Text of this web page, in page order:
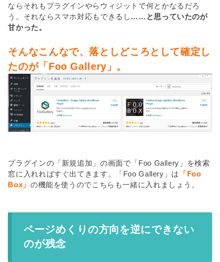
ならそれもプラグインやらウィジットで何とかなるだろ
う。それならスマホ対応もできるし……と思っていたのが
甘かった。
そんなこんなで、落としどころとして確定し
たのが「Foo Gallery」。
プラグインの「新規追加」の画面で「Foo Gallery」を検索
窓に入れればすぐ出てきます。「Foo Gallery」は
「Foo
Box」 の機能を使うのでこちらも一緒に入れましょう。
ページめくりの方向を逆にできない
のが残念